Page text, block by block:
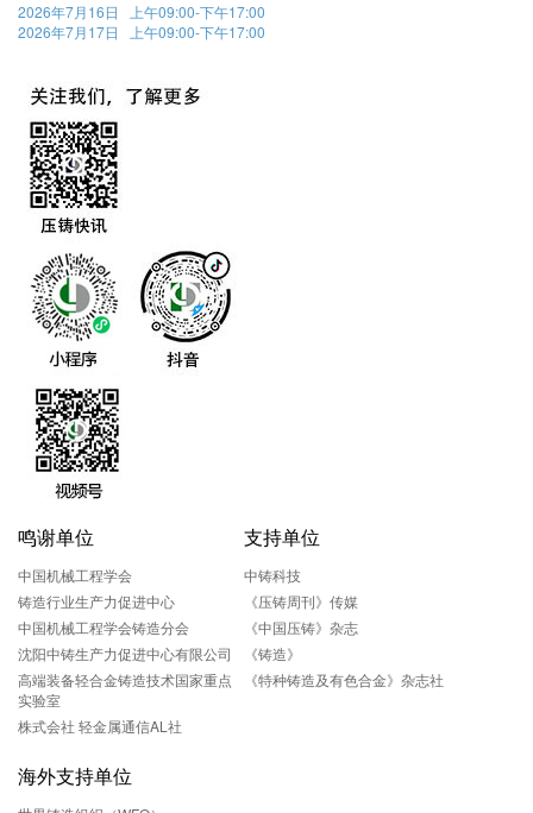
2026年7月16日 上午09:00-下午17:00
2026年7月17日 上午09:00-下午17:00
鸣谢单位
中国机械工程学会
铸造行业生产力促进中心
中国机械工程学会铸造分会
沈阳中铸生产力促进中心有限公司
高端装备轻合金铸造技术国家重点
实验室
株式会社 轻金属通信AL社
支持单位
中铸科技
《压铸周刊》传媒
《中国压铸》杂志
《铸造》
《特种铸造及有色合金》杂志社
海外支持单位